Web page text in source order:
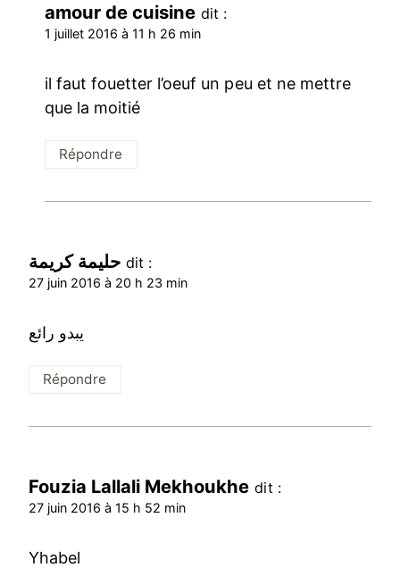
amour de cuisine dit :
1 juillet 2016 à 11 h 26 min
il faut fouetter l’oeuf un peu et ne mettre
que la moitié
Répondre
حليمة كريمة dit :
27 juin 2016 à 20 h 23 min
يبدو رائع
Répondre
Fouzia Lallali Mekhoukhe dit :
27 juin 2016 à 15 h 52 min
Yhabel